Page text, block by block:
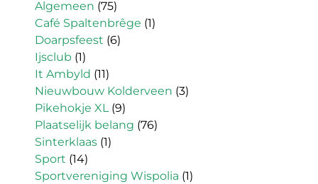
Algemeen (75)
Café Spaltenbrêge (1)
Doarpsfeest (6)
Ijsclub (1)
It Ambyld (11)
Nieuwbouw Kolderveen (3)
Pikehokje XL(9)
Plaatselijk belang (76)
Sinterklaas (1)
Sport (14)
Sportvereniging Wispolia (1)